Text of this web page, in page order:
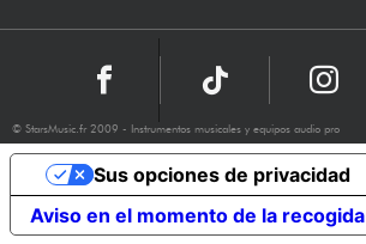
© StarsMusic.fr 2009 - Instrumentos musicales y equipos audio pro
Aviso en el momento de la recogida
Sus opciones de privacidad